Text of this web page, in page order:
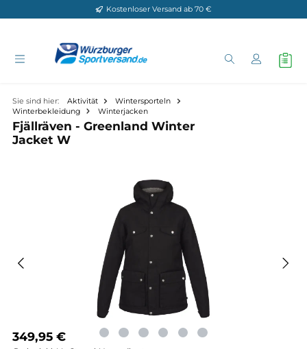
Zum Hauptinhalt springenKostenloser Versand ab 70 €
Sie sind hier: Aktivität
Wintersporteln
Winterbekleidung
Winterjacken
Fjällräven - Greenland Winter
Bildergalerie überspringen